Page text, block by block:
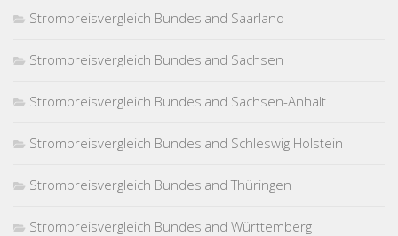
Strompreisvergleich Bundesland Saarland
Strompreisvergleich Bundesland Sachsen
Strompreisvergleich Bundesland Sachsen-Anhalt
Strompreisvergleich Bundesland Schleswig Holstein
Strompreisvergleich Bundesland Thüringen
Strompreisvergleich Bundesland Württemberg